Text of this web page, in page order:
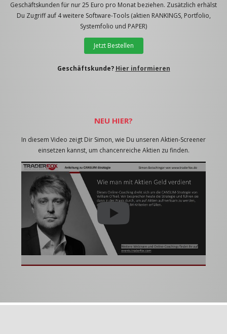
Geschäftskunden für nur 25 Euro pro Monat beziehen. Zusätzlich erhälst
Du Zugriff auf 4 weitere Software-Tools (aktien RANKINGS, Portfolio,
Systemfolio und PAPER)
Jetzt Bestellen
Geschäftskunde? Hier informieren
NEU HIER?
In diesem Video zeigt Dir Simon, wie Du unseren Aktien-Screener
einsetzen kannst, um chancenreiche Aktien zu finden.